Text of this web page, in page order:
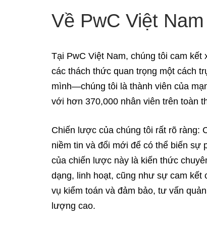
Về PwC Việt Nam
Tại PwC Việt Nam, chúng tôi cam
các thách thức quan trọng một cách
mình—chúng tôi là thành viên của
với hơn 370,000 nhân viên trên toàn
Chiến lược của chúng tôi rất rõ ràng:
niềm tin và đổi mới để có thể biến sự
của chiến lược này là kiến thức
dạng, linh hoạt, cũng như sự cam kết
vụ kiểm toán và đảm bảo, tư vấn
lượng cao.